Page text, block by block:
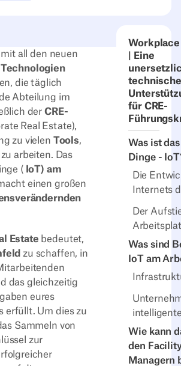
Workplace
| Eine
technische
für CRE-
Was ist
Dinge -
Die
Internets
Der
Was sind
IoT am
Wie kann
den
Managern
all den neuen
Technologien
die täglich
Abteilung im
derCRE-
Real Estate),
zu vielen Tools,
arbeiten. Das
( IoT) am
einen großen
Estate bedeutet,
zu schaffen, in
das gleichzeitig
eures
erfüllt. Um dies zu
Sammeln von
zur